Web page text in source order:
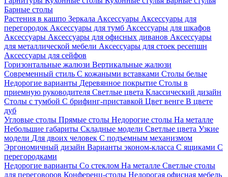
Барные столы
Растения в кашпо Зеркала Аксессуары Аксессуары для
перегородок Аксессуары для тумб Аксессуары для шкафов
Аксессуары Аксессуары для офисных диванов Аксессуары
для металлической мебели Аксессуары для стоек ресепшн
Аксессуары для сейфов
Горизонтальные жалюзи Вертикальные жалюзи
Современный стиль С кожаными вставками Столы белые
Недорогие варианты Деревянное покрытие Столы в
приемную руководителя Светлые цвета Классический дизайн
Столы с тумбой С брифинг-приставкой Цвет венге В цвете
дуб
Угловые столы Прямые столы Недорогие столы На металле
Небольшие габариты Складные модели Светлые цвета Узкие
модели Для двоих человек С подъемным механизмом
Эргономичный дизайн Варианты эконом-класса С ящиками С
перегородками
Недорогие варианты Со стеклом На металле Светлые столы
для переговоров Конференц-столы Недорогая офисная мебель